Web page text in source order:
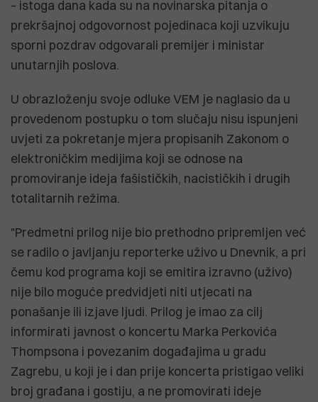
– istoga dana kada su na novinarska pitanja o
prekršajnoj odgovornost pojedinaca koji uzvikuju
sporni pozdrav odgovarali premijer i ministar
unutarnjih poslova.
U obrazloženju svoje odluke VEM je naglasio da u
provedenom postupku o tom slučaju nisu ispunjeni
uvjeti za pokretanje mjera propisanih Zakonom o
elektroničkim medijima koji se odnose na
promoviranje ideja fašističkih, nacističkih i drugih
totalitarnih režima.
"Predmetni prilog nije bio prethodno pripremljen već
se radilo o javljanju reporterke uživo u Dnevnik, a pri
čemu kod programa koji se emitira izravno (uživo)
nije bilo moguće predvidjeti niti utjecati na
ponašanje ili izjave ljudi. Prilog je imao za cilj
informirati javnost o koncertu Marka Perkovića
Thompsona i povezanim događajima u gradu
Zagrebu, u koji je i dan prije koncerta pristigao veliki
broj građana i gostiju, a ne promovirati ideje